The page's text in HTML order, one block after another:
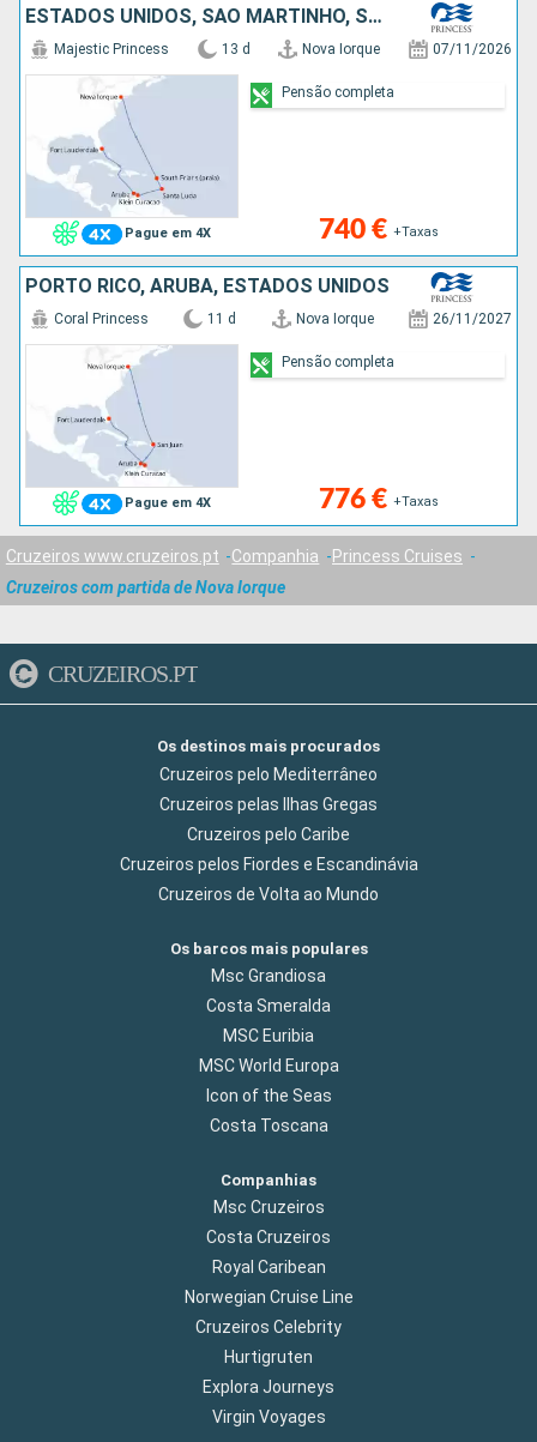
ESTADOS UNIDOS, SÃO MARTINHO, SANTA LÚCIA, ARUBA
Pague em 4X
Majestic Princess 13 d Nova Iorque 07/11/2026
740 € +Taxas
Pensão completa
PORTO RICO, ARUBA, ESTADOS UNIDOS
Pague em 4X
Coral Princess 11 d Nova Iorque 26/11/2027
776 € +Taxas
Pensão completa
Cruzeiros www.cruzeiros.pt Companhia
Princess Cruises
Cruzeiros com partida de Nova Iorque
CRUZEIROS.PT
Os destinos mais procurados
Cruzeiros pelo Mediterrâneo
Cruzeiros pelas Ilhas Gregas
Cruzeiros pelo Caribe
Cruzeiros pelos Fiordes e Escandinávia
Cruzeiros de Volta ao Mundo
Os barcos mais populares
Msc Grandiosa
Costa Smeralda
MSC Euribia
MSC World Europa
Icon of the Seas
Costa Toscana
Companhias
Msc Cruzeiros
Costa Cruzeiros
Royal Caribean
Norwegian Cruise Line
Cruzeiros Celebrity
Hurtigruten
Explora Journeys
Virgin Voyages